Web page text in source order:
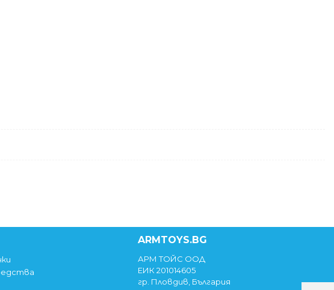
ARMTOYS.BG
АРМ ТОЙС ООД
ЕИК 201014605
гр. Пловдив, България